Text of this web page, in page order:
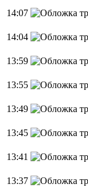
14:07
14:04
13:59
13:55
13:49
13:45
13:41
13:37